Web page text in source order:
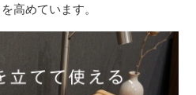
高めています。